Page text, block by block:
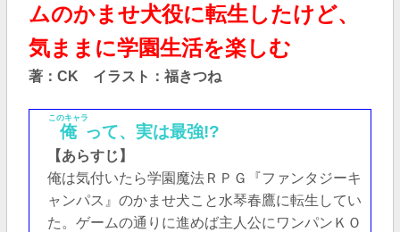
ムのかませ犬役に転生したけど、
気ままに学園生活を楽しむ
著：CK イラスト：福きつね
俺
このキャラ
って、実は最強!?
【あらすじ】
俺は気付いたら学園魔法ＲＰＧ『ファンタジーキ
ャンパス』のかませ犬こと水琴春鷹に転生してい
た。ゲームの通りに進めば主人公にワンパンＫＯ